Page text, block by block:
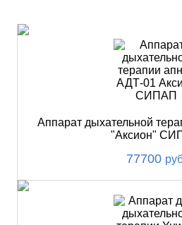
Аппарат дыхательной
"Аксион"
77700